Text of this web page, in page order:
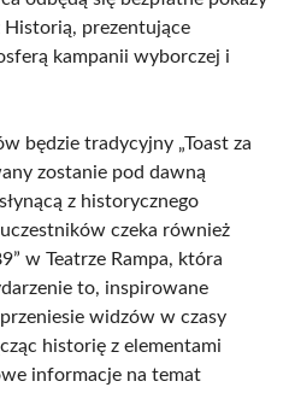
prezentujące
kampanii wyborczej i
będzie tradycyjny „Toast za
zostanie pod dawną
z historycznego
czeka również
w Teatrze Rampa, która
to, inspirowane
widzów w czasy
historię z elementami
informacje na temat